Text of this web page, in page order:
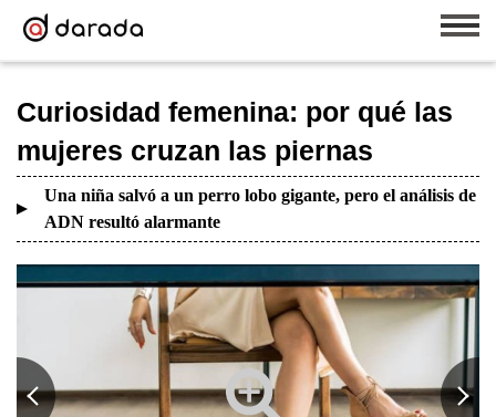
Curiosidad femenina: por qué las
mujeres cruzan las piernas
Una niña salvó a un perro lobo gigante, pero el análisis de
ADN resultó alarmante